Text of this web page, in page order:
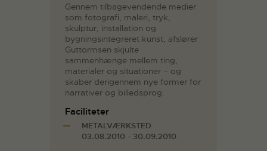
Gennem tilbagevendende medier
som fotografi, maleri, tryk,
skulptur, installation og
bygningsintegreret kunst, afslører
Guttormsen skjulte
sammenhænge mellem ting,
materialer og situationer – og
skaber derigennem nye former for
narrativer og billedsprog.
Faciliteter
METALVÆRKSTED
03.08.2010 - 30.09.2010